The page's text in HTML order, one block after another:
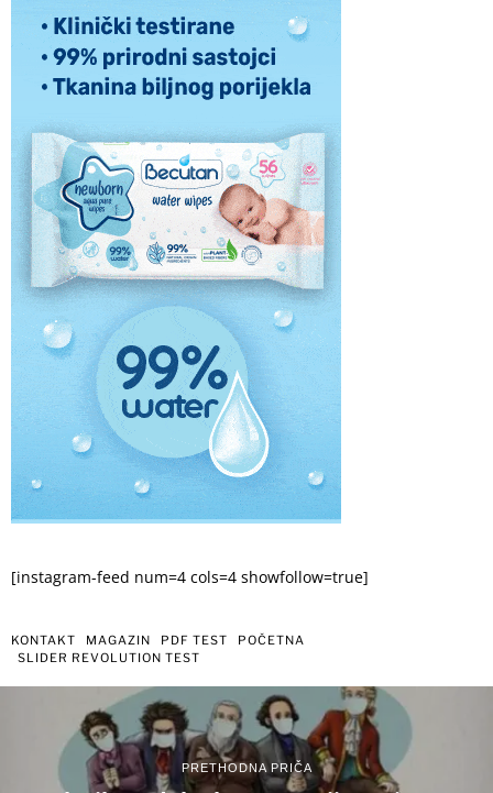
[instagram-feed num=4 cols=4 showfollow=true]
KONTAKT MAGAZIN PDF TEST
POČETNA
SLIDER REVOLUTION TEST
PRETHODNA PRIČA